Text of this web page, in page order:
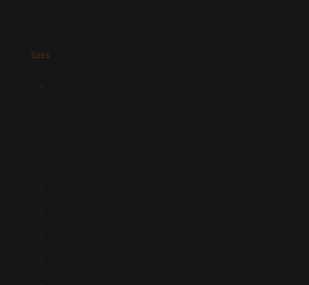
Saes